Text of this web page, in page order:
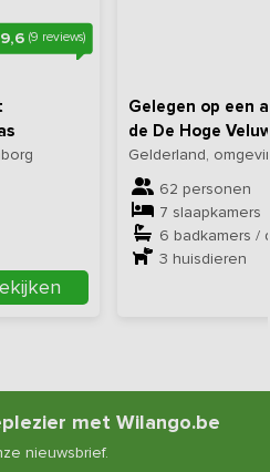
9,6(9 reviews)
Gelegen op een
de De Hoge
Gelderland,
62 personen
7 slaapkamers
6 badkamers /
3 huisdieren
met Wilango.be
nieuwsbrief.